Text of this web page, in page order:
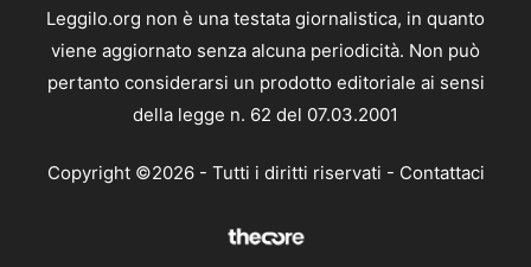
Leggilo.org non è una testata giornalistica, in quanto
viene aggiornato senza alcuna periodicità. Non può
pertanto considerarsi un prodotto editoriale ai sensi
della legge n. 62 del 07.03.2001
Copyright ©2026 - Tutti i diritti riservati - Contattaci